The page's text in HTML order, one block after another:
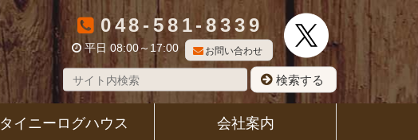
048-581-8339
平日 08:00～17:00 お問い合わせ
検索する
タイニーログハウス 会社案内